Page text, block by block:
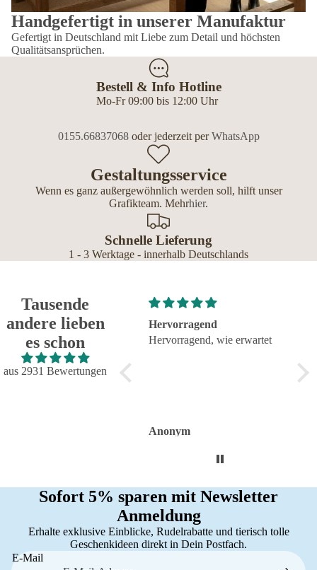
Handgefertigt in unserer Manufaktur
Gefertigt in Deutschland mit Liebe zum Detail und höchsten
Qualitätsansprüchen.
Bestell & Info Hotline
Mo-Fr 09:00 bis 12:00 Uhr
0155.66837068oder jederzeit perWhatsApp
Gestaltungsservice
Wenn es ganz außergewöhnlich werden soll, hilft unser
Grafikteam. Mehrhier.
Schnelle Lieferung
1 - 3 Werktage - innerhalb Deutschlands
Tausende
andere lieben
es schon
aus 2931 Bewertungen
Hervorragend
Hervorragend, wie erwartet
Anonym
Sofort 5% sparen mit Newsletter
Anmeldung
Erhalte exklusive Einblicke, Rudelrabatte und tierisch tolle
Geschenkideen direkt in Dein Postfach.
E-Mail